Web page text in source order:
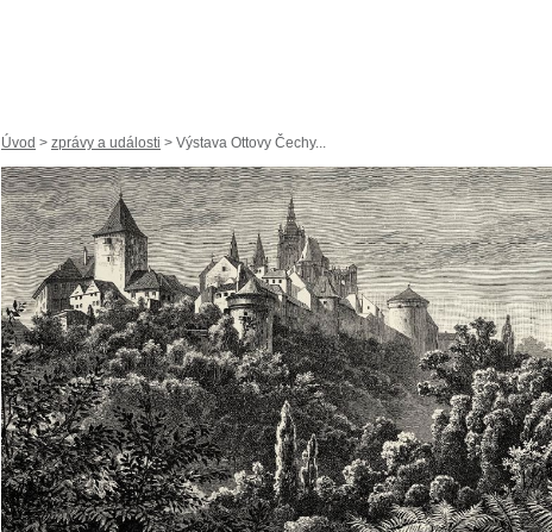
Úvod > zprávy a události > Výstava Ottovy Čechy...